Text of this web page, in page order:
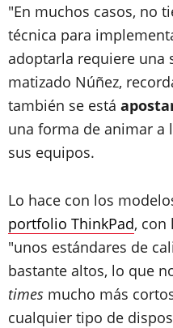
"En muchos casos, no
técnica para
adoptarla requiere una
matizado Núñez,
también se está
una forma de animar a
sus equipos.
Lo hace con los
portfolio ThinkPad, con
"unos estándares de
bastante altos, lo que
times mucho más
cualquier tipo de